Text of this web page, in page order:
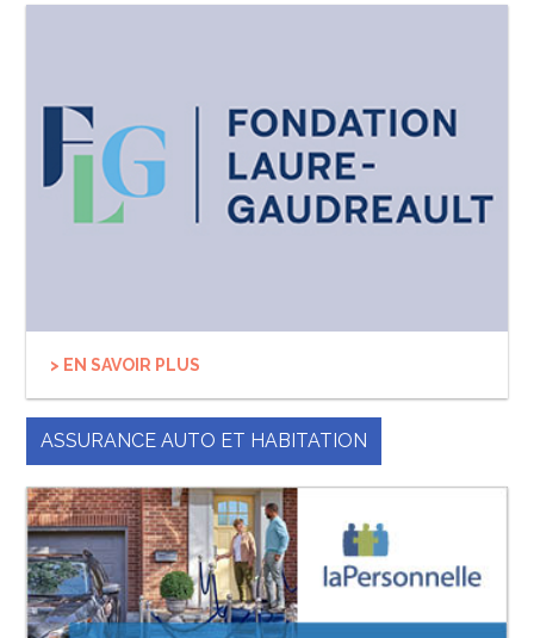
> EN SAVOIR PLUS
ASSURANCE AUTO ET HABITATION